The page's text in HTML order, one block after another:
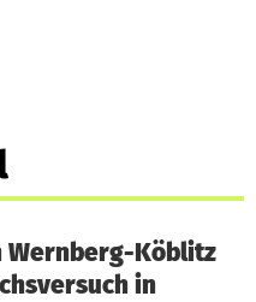
Wernberg-Köblitz
in